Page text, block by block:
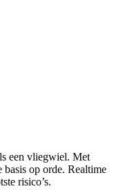
een vliegwiel. Met
basis op orde. Realtime
risico’s.